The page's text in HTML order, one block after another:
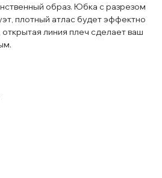
образ. Юбка с разрезом
плотный атлас будет эффектно
открытая линия плеч сделает ваш